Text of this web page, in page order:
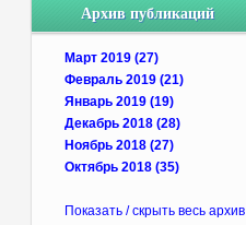
Архив публикаций
Март 2019 (27)
Февраль 2019 (21)
Январь 2019 (19)
Декабрь 2018 (28)
Ноябрь 2018 (27)
Октябрь 2018 (35)
Показать / скрыть весь архив